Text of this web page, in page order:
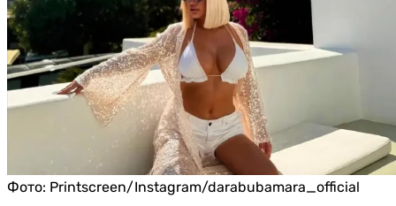
Фото: Printscreen/Instagram/darabubamara_official